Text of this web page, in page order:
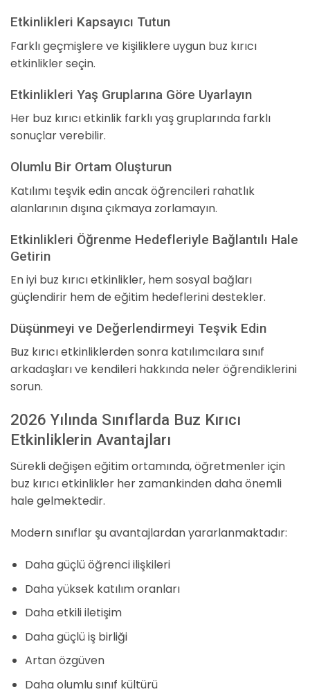
Etkinlikleri Kapsayıcı Tutun
Farklı geçmişlere ve kişiliklere uygun buz kırıcı
etkinlikler seçin.
Etkinlikleri Yaş Gruplarına Göre Uyarlayın
Her buz kırıcı etkinlik farklı yaş gruplarında farklı
sonuçlar verebilir.
Olumlu Bir Ortam Oluşturun
Katılımı teşvik edin ancak öğrencileri rahatlık
alanlarının dışına çıkmaya zorlamayın.
Etkinlikleri Öğrenme Hedefleriyle Bağlantılı Hale
Getirin
En iyi buz kırıcı etkinlikler, hem sosyal bağları
güçlendirir hem de eğitim hedeflerini destekler.
Düşünmeyi ve Değerlendirmeyi Teşvik Edin
Buz kırıcı etkinliklerden sonra katılımcılara sınıf
arkadaşları ve kendileri hakkında neler öğrendiklerini
sorun.
2026 Yılında Sınıflarda Buz Kırıcı
Etkinliklerin Avantajları
Sürekli değişen eğitim ortamında, öğretmenler için
buz kırıcı etkinlikler her zamankinden daha önemli
hale gelmektedir.
Modern sınıflar şu avantajlardan yararlanmaktadır:
Daha güçlü öğrenci ilişkileri
Daha yüksek katılım oranları
Daha etkili iletişim
Daha güçlü iş birliği
Artan özgüven
Daha olumlu sınıf kültürü